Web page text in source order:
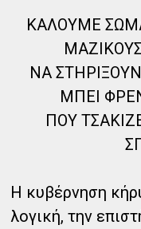
ΚΑΛΟΥΜΕ
ΝΑ
ΜΠΕΙ
ΠΟΥ
Η κυβέρνηση
λογική, την